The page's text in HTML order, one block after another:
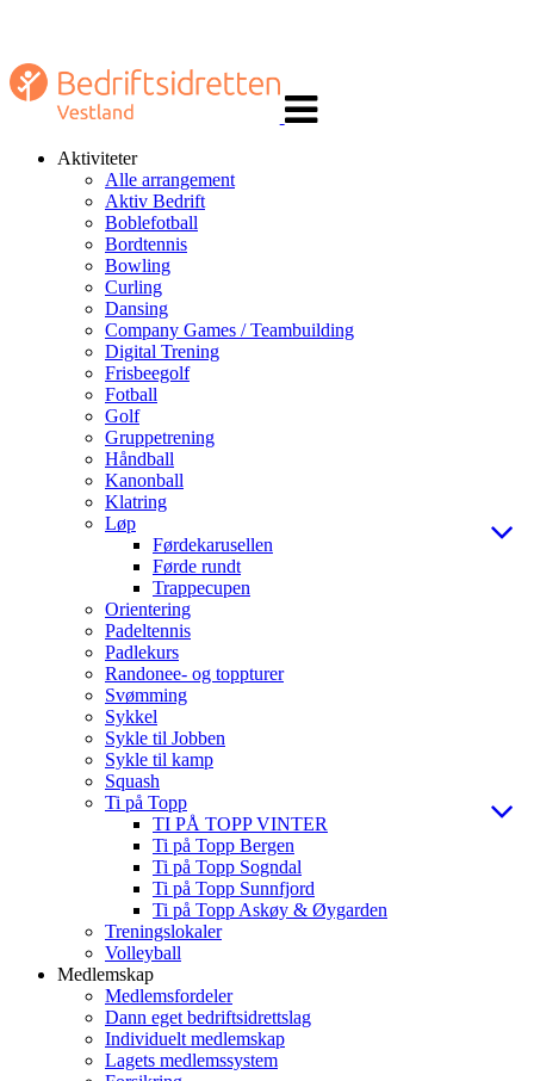
navigasjon
Aktiviteter
Alle arrangement
Aktiv Bedrift
Boblefotball
Bordtennis
Bowling
Curling
Dansing
Company Games / Teambuilding
Digital Trening
Frisbeegolf
Fotball
Golf
Gruppetrening
Håndball
Kanonball
Klatring
Løp
Førdekarusellen
Førde rundt
Trappecupen
Orientering
Padeltennis
Padlekurs
Randonee- og toppturer
Svømming
Sykkel
Sykle til Jobben
Sykle til kamp
Squash
Ti på Topp
TI PÅ TOPP VINTER
Ti på Topp Bergen
Ti på Topp Sogndal
Ti på Topp Sunnfjord
Ti på Topp Askøy & Øygarden
Treningslokaler
Volleyball
Medlemskap
Medlemsfordeler
Dann eget bedriftsidrettslag
Individuelt medlemskap
Lagets medlemssystem